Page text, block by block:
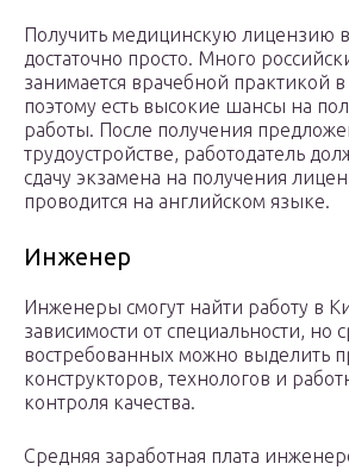
Получить медицинскую лицензию
достаточно просто. Много
занимается врачебной практикой в
поэтому есть высокие шансы на
работы. После получения
трудоустройстве, работодатель
сдачу экзамена на получения
проводится на английском языке.
Инженер
Инженеры смогут найти работу в
зависимости от специальности, но
востребованных можно выделить
конструкторов, технологов и
контроля качества.
Средняя заработная плата